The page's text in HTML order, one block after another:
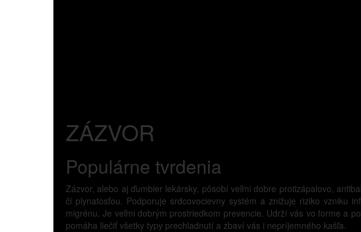
ZÁZVOR
Populárne tvrdenia
Zázvor, alebo aj ďumbier lekársky, pôsobí veľmi dobre protizápalovo,
či plynatosťou. Podporuje srdcovocievny systém a znižuje riziko vzniku
migrénu. Je veľmi dobrým prostriedkom prevencie. Udrží vás vo forme a
pomáha liečiť všetky typy prechladnutí a zbaví vás i nepríjemného kašľa.